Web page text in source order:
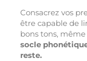
Consacrez vos
être capable de
bons tons,
socle
reste.